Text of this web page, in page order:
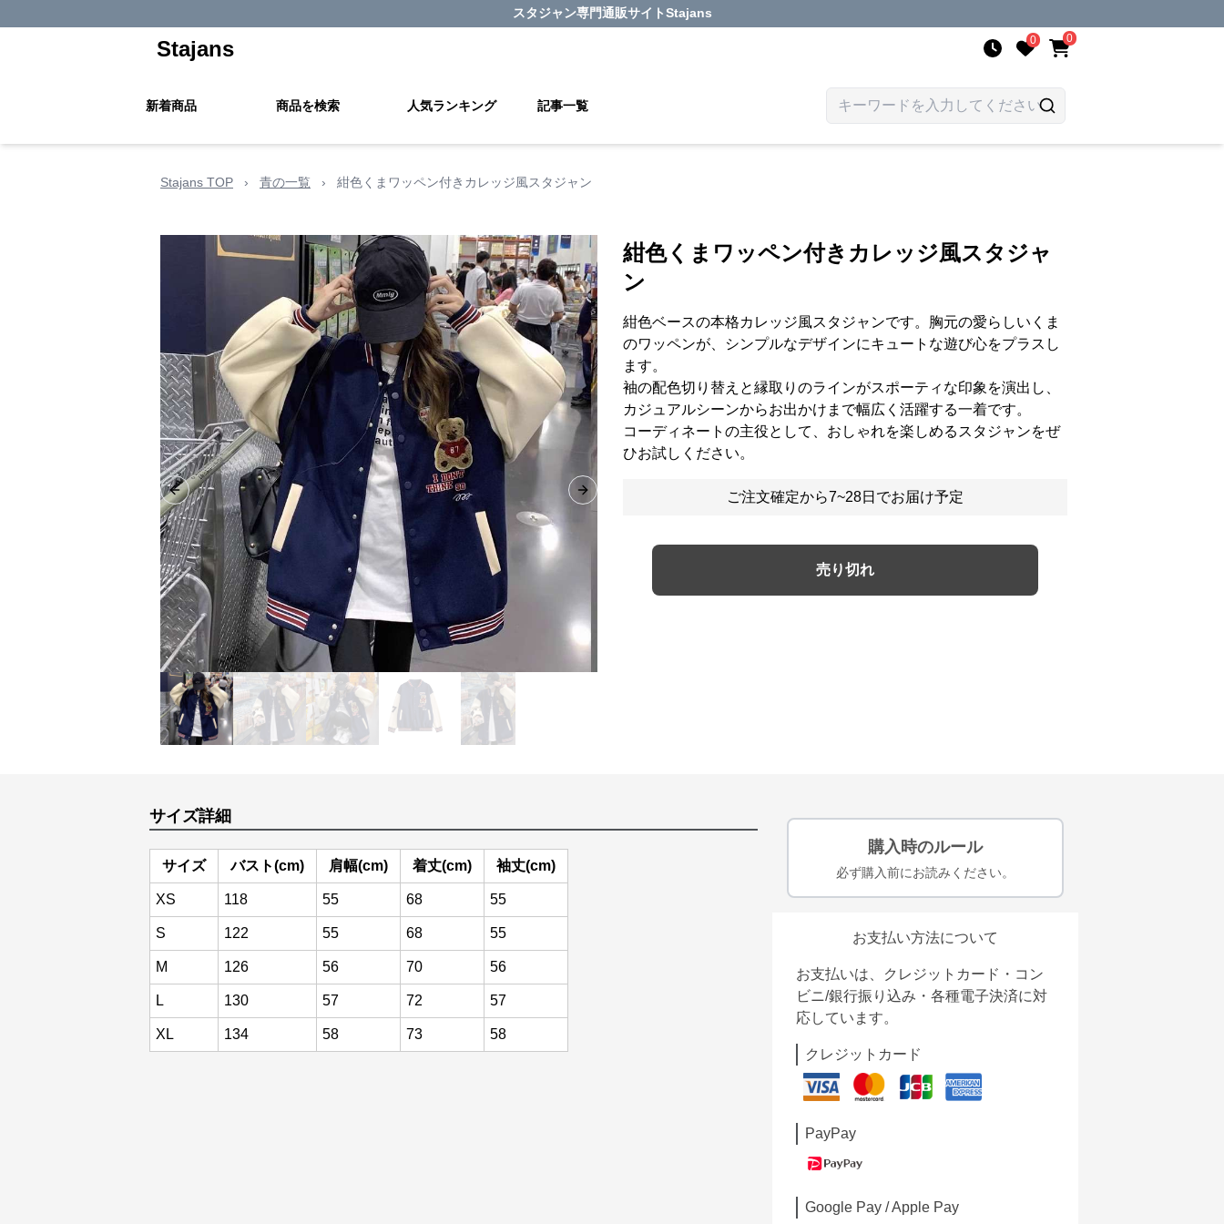
スタジャン専門通販サイトStajans
Stajans 0 0
新着商品 商品を検索 人気ランキング 記事一覧
Stajans TOP › 青の一覧 › 紺色くまワッペン付きカレッジ風スタジャン
Previous slide Next slide
紺色くまワッペン付きカレッジ風スタジャ
ン
紺色ベースの本格カレッジ風スタジャンです。胸元の愛らしいくま
のワッペンが、シンプルなデザインにキュートな遊び心をプラスし
ます。
袖の配色切り替えと縁取りのラインがスポーティな印象を演出し、
カジュアルシーンからお出かけまで幅広く活躍する一着です。
コーディネートの主役として、おしゃれを楽しめるスタジャンをぜ
ひお試しください。
ご注文確定から7~28日でお届け予定
売り切れ
サイズ詳細
サイズ バスト(cm) 肩幅(cm) 着丈(cm) 袖丈(cm)
XS 118 55 68 55
S 122 55 68 55
M 126 56 70 56
L 130 57 72 57
XL 134 58 73 58
購入時のルール
必ず購入前にお読みください。
お支払い方法について
お支払いは、クレジットカード・コン
ビニ/銀行振り込み・各種電子決済に対
応しています。
クレジットカード
PayPay
Google Pay / Apple Pay